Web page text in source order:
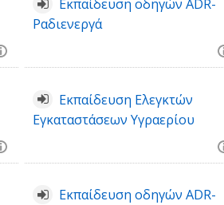
Εκπαίδευση οδηγών ADR-
Ραδιενεργά
Εκπαίδευση Ελεγκτών
Εγκαταστάσεων Υγραερίου
Εκπαίδευση οδηγών ADR-